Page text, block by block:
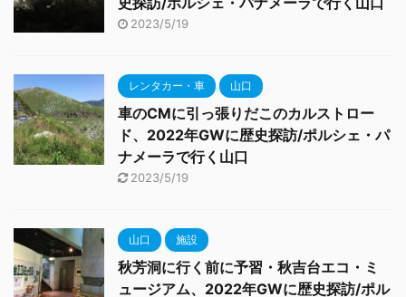
2023/5/19
レンタカー・車 山口
車のCMに引っ張りだこのカルストロー
ド、2022年GWに歴史探訪/ポルシェ・パ
ナメーラで行く山口
2023/5/19
山口 施設
秋芳洞に行く前に予習・秋吉台エコ・ミ
ュージアム、2022年GWに歴史探訪/ポル